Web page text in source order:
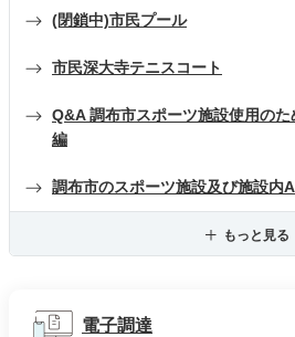
(閉鎖中)市民プール
市民深大寺テニスコート
Q&A 調布市スポーツ施設使用の
編
調布市のスポーツ施設及び施設内
もっと見る
電子調達